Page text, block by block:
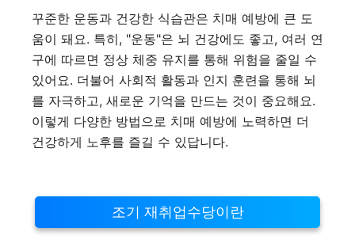
꾸준한 운동과 건강한 식습관은 치매 예방에 큰 도
움이 돼요. 특히, "운동"은 뇌 건강에도 좋고, 여러 연
구에 따르면 정상 체중 유지를 통해 위험을 줄일 수
있어요. 더불어 사회적 활동과 인지 훈련을 통해 뇌
를 자극하고, 새로운 기억을 만드는 것이 중요해요.
이렇게 다양한 방법으로 치매 예방에 노력하면 더
건강하게 노후를 즐길 수 있답니다.
조기 재취업수당이란